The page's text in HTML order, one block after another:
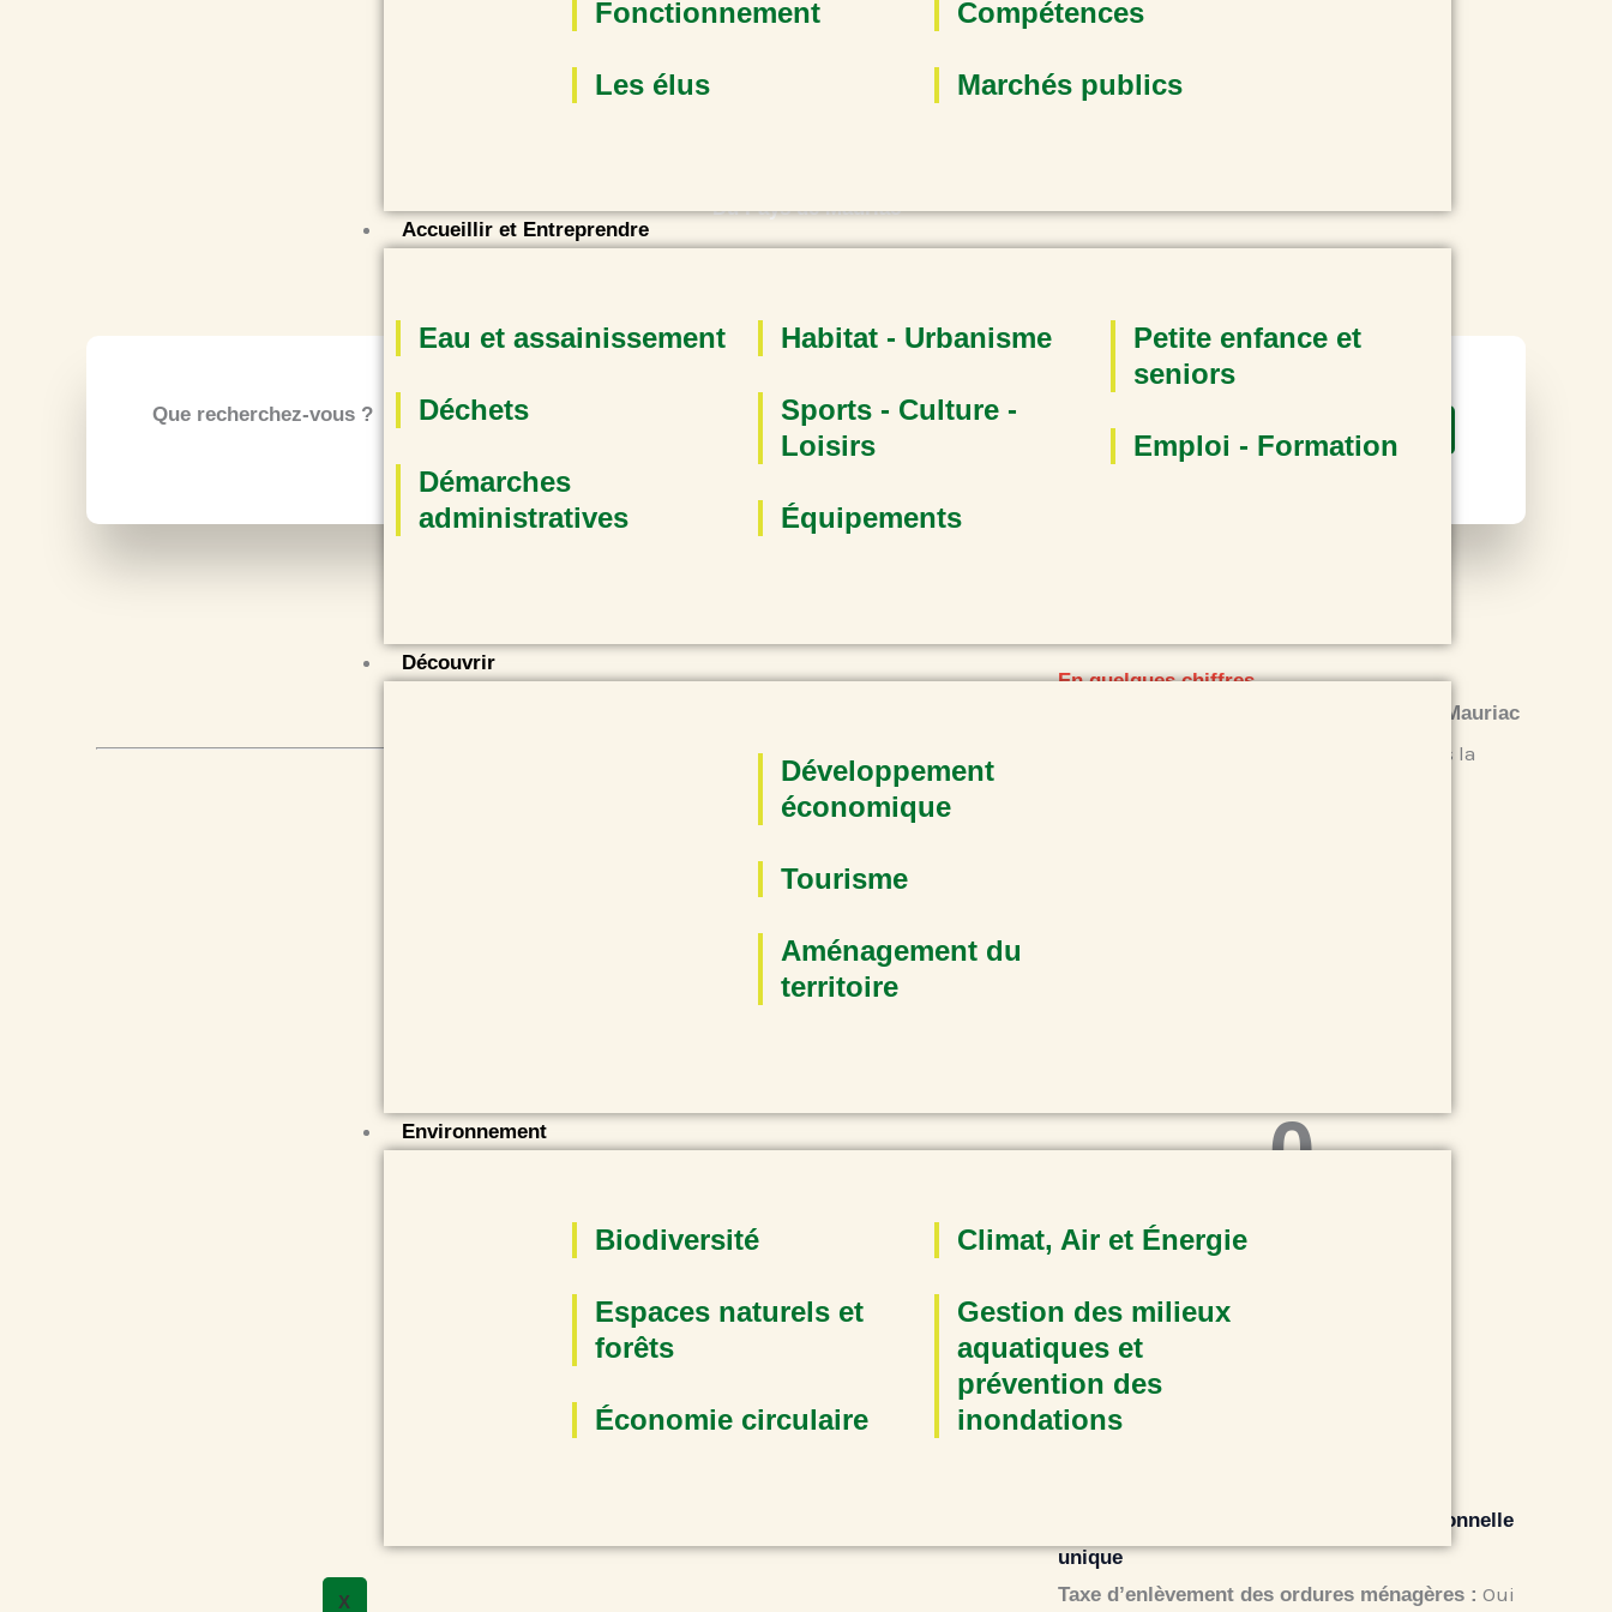
Fonctionnement
Les élus
Compétences
Marchés publics
Accueillir et Entreprendre
Eau et assainissement
Déchets
Démarches
administratives
Habitat - Urbanisme
Sports - Culture -
Loisirs
Équipements
Petite enfance et
seniors
Emploi - Formation
Découvrir
Développement
économique
Tourisme
Aménagement du
territoire
Environnement
Biodiversité
Espaces naturels et
forêts
Économie circulaire
Climat, Air et Énergie
Gestion des milieux
aquatiques et
prévention des
inondations
X
Du Pays de Mauriac
Que recherchez-vous ? Rechercher :
En quelques chiffres
Communauté de Communes du Pays de Mauriac
se situant dans la
Habitants
0
Fiscalité professionnelle
unique
Taxe d’enlèvement des ordures ménagères : Oui